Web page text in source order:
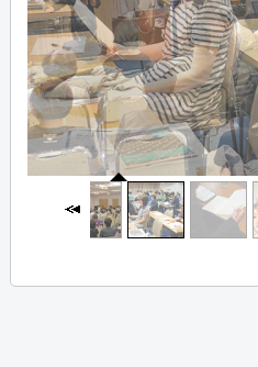
30Photo by Administrator on 2016-07-03